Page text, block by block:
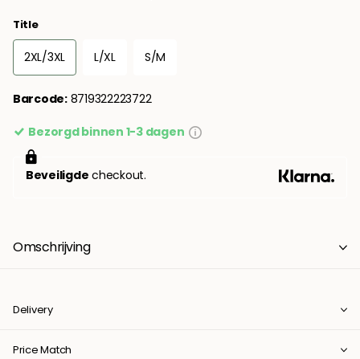
Title
2XL/3XL L/XL S/M
Barcode:8719322223722
Bezorgd binnen 1-3 dagen
Beveiligde checkout.
Omschrijving
Delivery
Price Match